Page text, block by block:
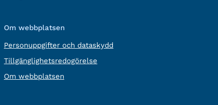
Om webbplatsen
Personuppgifter och dataskydd
Tillgänglighetsredogörelse
Om webbplatsen